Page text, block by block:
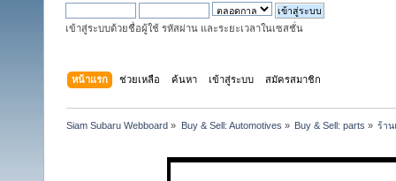
เข้าสู่ระบบด้วยชื่อผู้ใช้ รหัสผ่าน และระยะเวลาในเซสชั่น
หน้าแรก ช่วยเหลือ ค้นหา เข้าสู่ระบบ สมัครสมาชิก
Siam Subaru Webboard » Buy & Sell: Automotives » Buy & Sell: parts » ร้าน